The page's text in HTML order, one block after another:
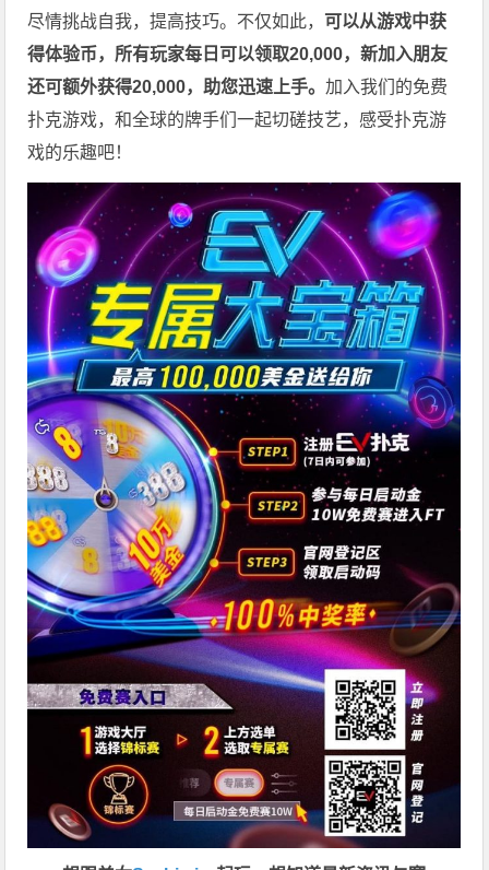
尽情挑战自我，提高技巧。不仅如此， 可以从游戏中获
得体验币，所有玩家每日可以领取20,000，新加入朋友
还可额外获得20,000，助您迅速上手。加入我们的免费
扑克游戏，和全球的牌手们一起切磋技艺，感受扑克游
戏的乐趣吧！